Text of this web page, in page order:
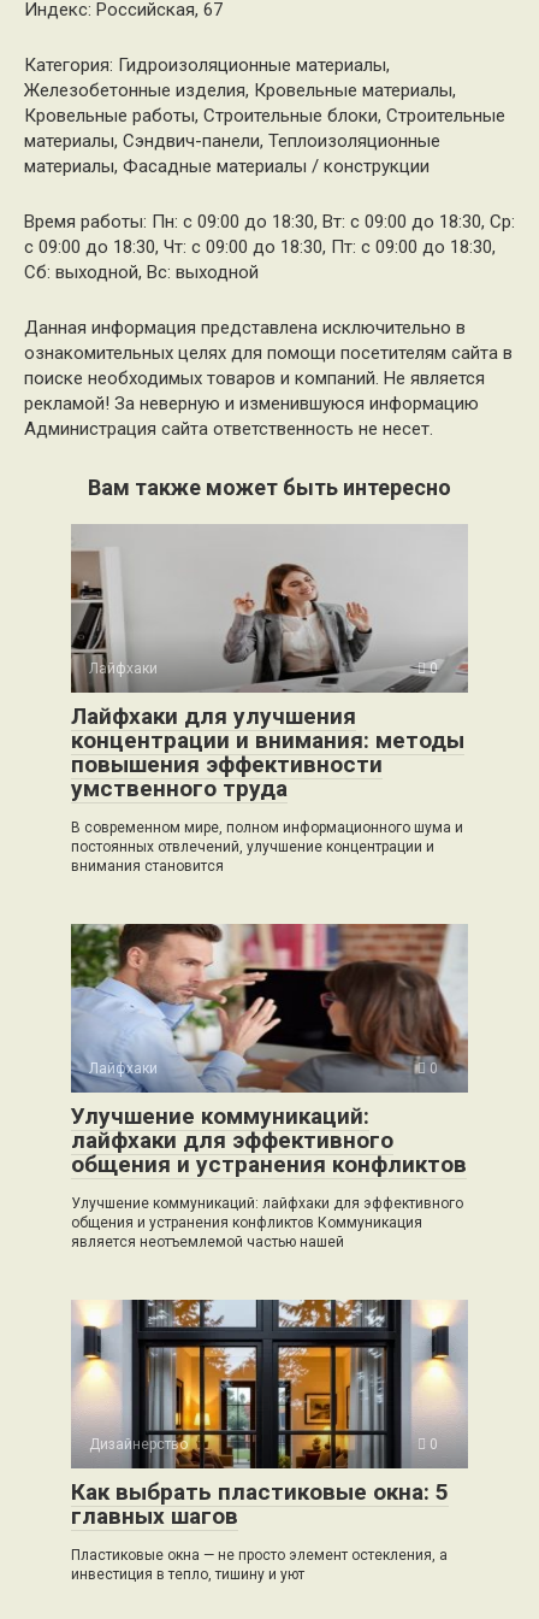
Индекс: Российская, 67
Категория: Гидроизоляционные материалы,
Железобетонные изделия, Кровельные материалы,
Кровельные работы, Строительные блоки, Строительные
материалы, Сэндвич-панели, Теплоизоляционные
материалы, Фасадные материалы / конструкции
Время работы: Пн: с 09:00 до 18:30, Вт: с 09:00 до 18:30, Ср:
с 09:00 до 18:30, Чт: с 09:00 до 18:30, Пт: с 09:00 до 18:30,
Сб: выходной, Вс: выходной
Данная информация представлена исключительно в
ознакомительных целях для помощи посетителям сайта в
поиске необходимых товаров и компаний. Не является
рекламой! За неверную и изменившуюся информацию
Администрация сайта ответственность не несет.
Вам также может быть интересно
Лайфхаки 0
Лайфхаки для улучшения
концентрации и внимания: методы
повышения эффективности
умственного труда
В современном мире, полном информационного шума и
постоянных отвлечений, улучшение концентрации и
внимания становится
Лайфхаки 0
Улучшение коммуникаций:
лайфхаки для эффективного
общения и устранения конфликтов
Улучшение коммуникаций: лайфхаки для эффективного
общения и устранения конфликтов Коммуникация
является неотъемлемой частью нашей
Дизайнерство 0
Как выбрать пластиковые окна: 5
главных шагов
Пластиковые окна — не просто элемент остекления, а
инвестиция в тепло, тишину и уют